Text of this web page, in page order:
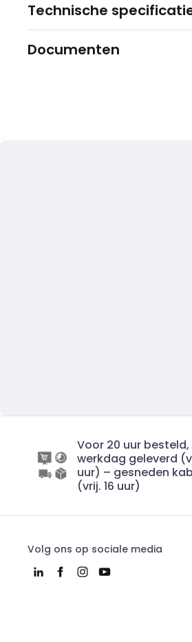
Technische
Documenten
Voor 20 uur
werkdag geleverd
uur) – gesneden
(vrij. 16 uur)
Volg ons op sociale media